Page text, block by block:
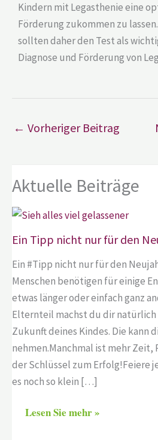
Kindern mit Legasthenie eine
Förderung zukommen zu
sollten daher den Test als
Diagnose und Förderung von
← Vorheriger Beitrag
Aktuelle Beiträge
Ein Tipp nicht nur für den
Ein #Tipp nicht nur für den
Menschen benötigen für einige
etwas länger oder einfach ganz
Elternteil machst du dir natürlich
Zukunft deines Kindes. Die kann
nehmen.Manchmal ist mehr Zeit,
der Schlüssel zum Erfolg!Feiere
es noch so klein […]
Lesen Sie mehr »